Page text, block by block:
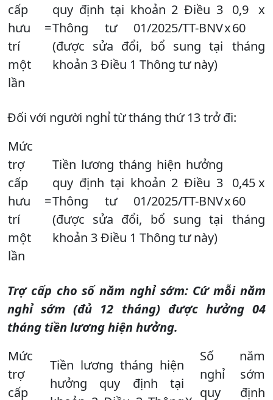
cấp
hưu
trí
một
lần
=
quy định tại khoản 2 Điều 3
Thông tư 01/2025/TT-BNV
(được sửa đổi, bổ sung tại
khoản 3 Điều 1 Thông tư này)
x
0,9 x
60
tháng
Đối với người nghỉ từ tháng thứ 13 trở đi:
Mức
trợ
cấp
hưu
trí
một
lần
=
Tiền lương tháng hiện hưởng
quy định tại khoản 2 Điều 3
Thông tư 01/2025/TT-BNV
(được sửa đổi, bổ sung tại
khoản 3 Điều 1 Thông tư này)
x
0,45 x
60
tháng
Trợ cấp cho số năm nghỉ sớm: Cứ mỗi năm
nghỉ sớm (đủ 12 tháng) được hưởng 04
tháng tiền lương hiện hưởng.
Mức
trợ
cấp
Tiền lương tháng hiện
hưởng quy định tại
Số năm
nghỉ sớm
quy định